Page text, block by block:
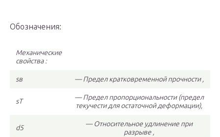
Обозначения:
Механические
свойства :
sв — Предел кратковременной прочности ,
sT
— Предел пропорциональности (предел
текучести для остаточной деформации),
d5
— Относительное удлинение при
разрыве ,